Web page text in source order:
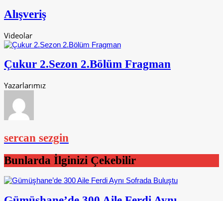
Alışveriş
Videolar
Çukur 2.Sezon 2.Bölüm Fragman
Yazarlarımız
sercan sezgin
Bunlarda İlginizi Çekebilir